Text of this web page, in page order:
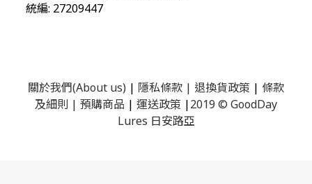
統編: 27209447
關於我們(About us) | 隱私條款 | 退換貨政策 | 條款
及細則 | 預購商品 | 運送政策 |2019 © GoodDay
Lures 日安路亞